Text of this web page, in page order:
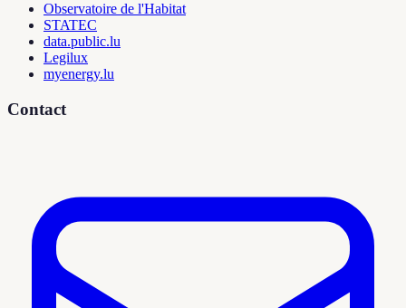
Observatoire de l'Habitat
STATEC
data.public.lu
Legilux
myenergy.lu
Contact